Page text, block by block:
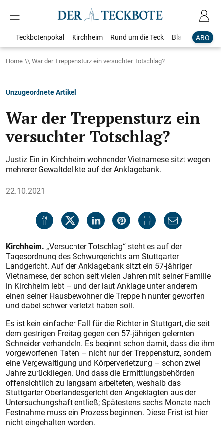
ABO
Teckbotenpokal Kirchheim Rund um die Teck Blaulicht
Home War der Treppensturz ein versuchter Totschlag?
Unzugeordnete Artikel
War der Treppensturz ein
versuchter Totschlag?
Justiz Ein in Kirchheim wohnender Vietnamese sitzt wegen
mehrerer Gewaltdelikte auf der Anklagebank.
22.10.2021
Kirchheim. „Versuchter Totschlag“ steht es auf der
Tagesordnung des Schwurgerichts am Stuttgarter
Landgericht. Auf der Anklagebank sitzt ein 57-jähriger
Vietnamese, der schon seit vielen Jahren mit seiner Familie
in Kirchheim lebt – und der laut Anklage unter anderem
einen seiner Hausbewohner die Treppe hinunter geworfen
und dabei schwer verletzt haben soll.
Es ist kein einfacher Fall für die Richter in Stuttgart, die seit
dem gestrigen Freitag gegen den 57-jährigen gelernten
Schneider verhandeln. Es beginnt schon damit, dass die ihm
vorgeworfenen Taten – nicht nur der Treppensturz, sondern
eine Vergewaltigung und Körperverletzung – schon zwei
Jahre zurückliegen. Und dass die Ermittlungsbehörden
offensichtlich zu langsam arbeiteten, weshalb das
Stuttgarter Oberlandesgericht den Angeklagten aus der
Untersuchungshaft entließ; Spätestens sechs Monate nach
Festnahme muss ein Prozess beginnen. Diese Frist ist hier
nicht eingehalten worden.